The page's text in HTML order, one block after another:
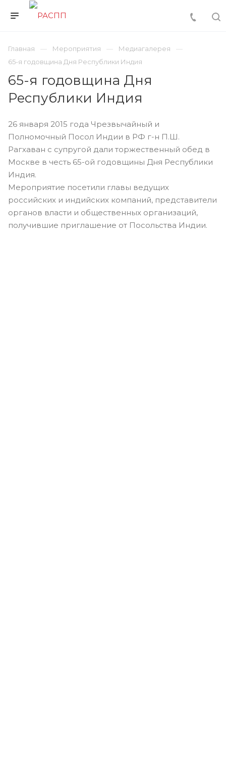
Главная Мероприятия
Медиагалерея
65-я годовщина Дня Республики Индия
65-я годовщина Дня
Республики Индия
26 января 2015 года Чрезвычайный и
Полномочный Посол Индии в РФ г-н П.Ш.
Рагхаван с супругой дали торжественный обед в
Москве в честь 65-ой годовщины Дня Республики
Индия.
Мероприятие посетили главы ведущих
российских и индийских компаний, представители
органов власти и общественных организаций,
получившие приглашение от Посольства Индии.